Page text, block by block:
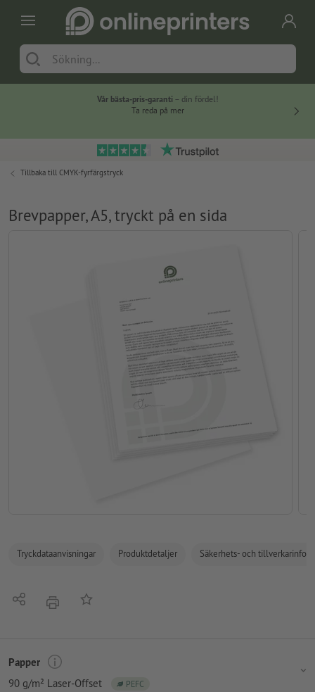
Vår bästa-pris-garanti – din fördel!
Ta reda på mer
Tillbaka till CMYK-fyrfärgstryck
Brevpapper, A5, tryckt på en sida
Tryckdataanvisningar Produktdetaljer Säkerhets- och
Dela erbjudandePå anteckningslistan
Papper
90 g/m² Laser-Offset
PEFC